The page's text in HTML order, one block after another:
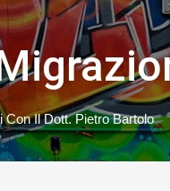
Con Il Dott. Pietro Bartolo